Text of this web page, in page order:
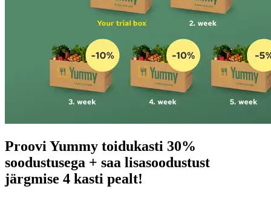
Proovi Yummy toidukasti 30%
soodustusega + saa lisasoodustust
järgmise 4 kasti pealt!